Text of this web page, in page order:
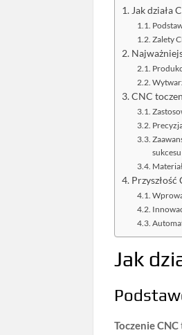
Jak działa
Zalety
CNC
sukcesu
Jak
Toczenie CNC